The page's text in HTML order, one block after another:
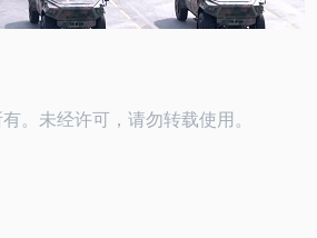
。未经许可，请勿转载使用。